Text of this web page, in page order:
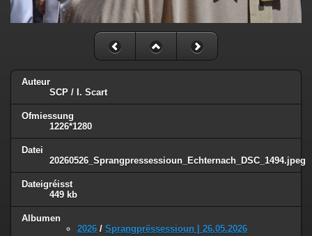
Auteur
SCP / I. Scart
Ofmiessung
1226*1280
Datei
20260526_Sprangpressessioun_Echternach_DSC_1494.jpeg
Dateigréisst
449 kb
Albumen
2026 / Sprangprëssessioun | 26.05.2026